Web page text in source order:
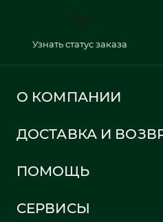
Узнать статус заказа
О КОМПАНИИ
Политика в отношении
ДОСТАВКА И
Информация о доставке
Правила возврата
ПОМОЩЬ
Карта сайта
СЕРВИСЫ